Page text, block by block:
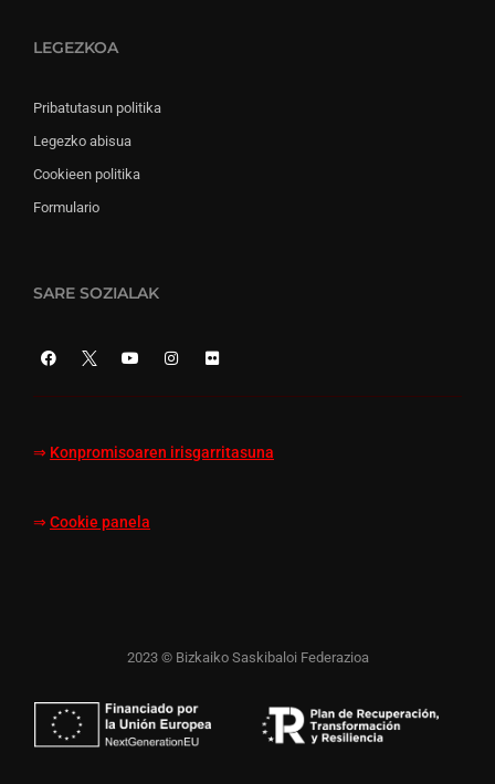
LEGEZKOA
Pribatutasun politika
Legezko abisua
Cookieen politika
Formulario
SARE SOZIALAK
⇒ Konpromisoaren irisgarritasuna
⇒ Cookie panela
2023 © Bizkaiko Saskibaloi Federazioa